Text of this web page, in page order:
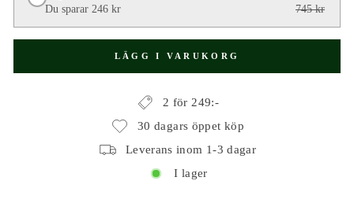
Du sparar 246 kr 745 kr
LÄGG I VARUKORG
2 för 249:-
30 dagars öppet köp
Leverans inom 1-3 dagar
I lager